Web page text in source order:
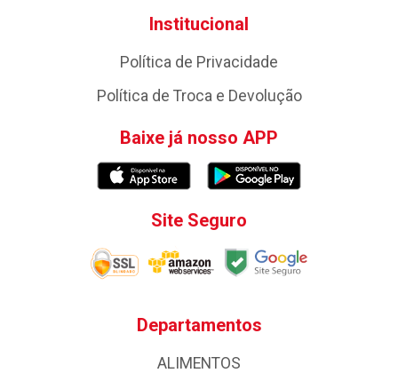
Institucional
Política de Privacidade
Política de Troca e Devolução
Baixe já nosso APP
Site Seguro
Departamentos
ALIMENTOS